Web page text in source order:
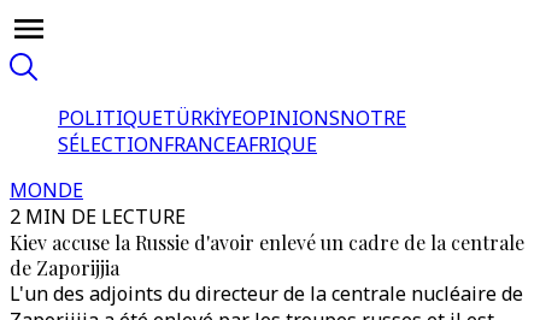
POLITIQUETÜRKİYEOPINIONSNOTRE
SÉLECTIONFRANCEAFRIQUE
MONDE
2 MIN DE LECTURE
Kiev accuse la Russie d'avoir enlevé un cadre de la centrale
de Zaporijjia
L'un des adjoints du directeur de la centrale nucléaire de